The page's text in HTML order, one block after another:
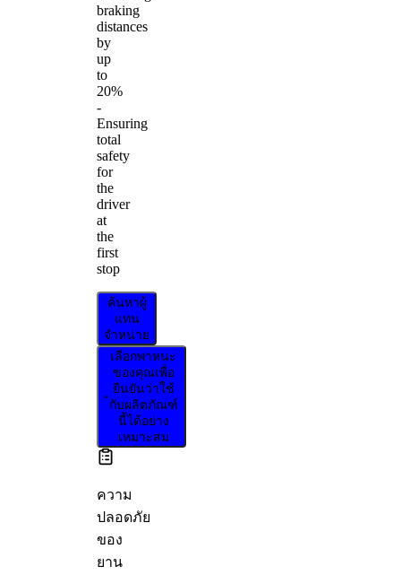
braking
distances
by
up
to
20%
-
Ensuring
total
safety
for
the
driver
at
the
first
stop
ค้นหาผู้
แทน
จำหน่าย
เลือกพาหนะ
ของคุณเพื่อ
ยืนยันว่าใช้
กับผลิตภัณฑ์
นี้ได้อย่าง
เหมาะสม
ความ
ปลอดภัย
ของ
ยาน